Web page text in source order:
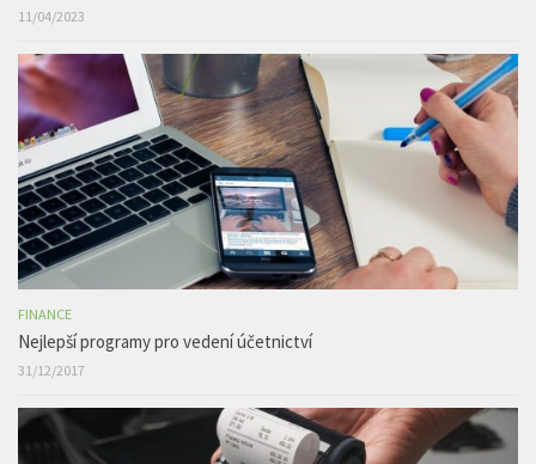
11/04/2023
FINANCE
Nejlepší programy pro vedení účetnictví
31/12/2017